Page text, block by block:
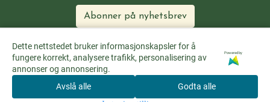
Dette nettstedet bruker informasjonskapsler for å
fungere korrekt, analysere trafikk, personalisering av
annonser og annonsering.
Powered by
Avslå alle Godta alle
Abonner på nyhetsbrev